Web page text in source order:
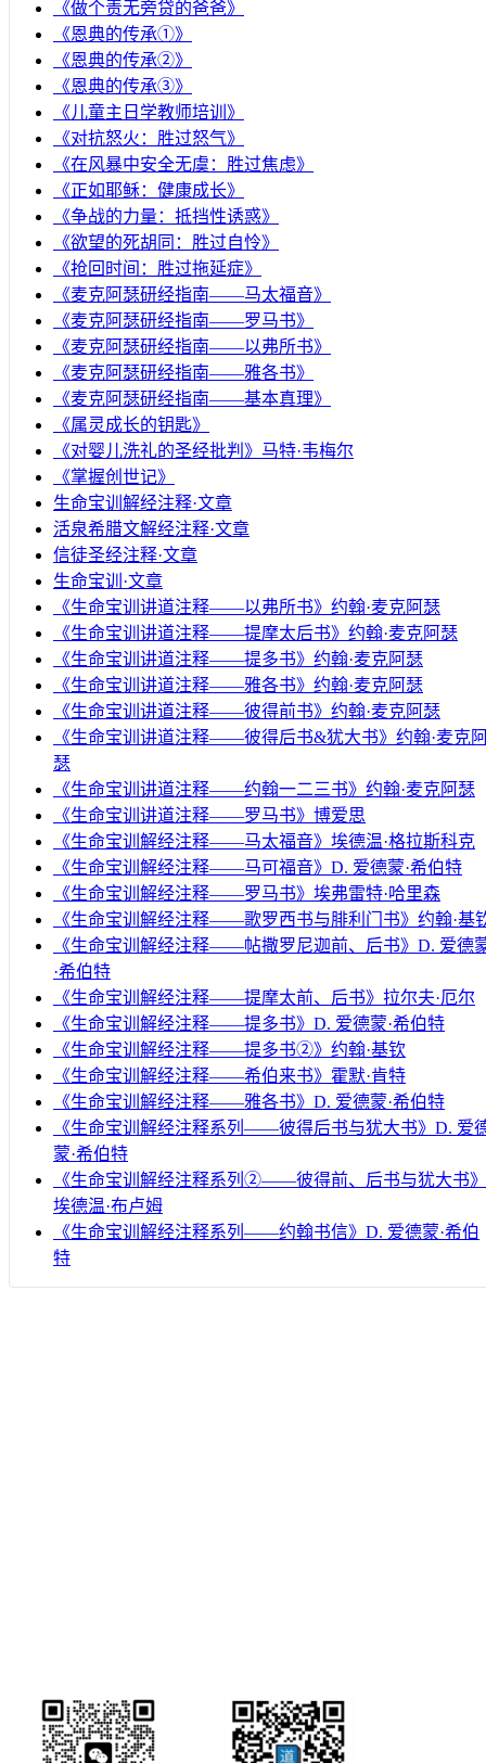
《做个责无旁贷的爸爸》
《恩典的传承①》
《恩典的传承②》
《恩典的传承③》
《儿童主日学教师培训》
《对抗怒火：胜过怒气》
《在风暴中安全无虞：胜过焦虑》
《正如耶稣：健康成长》
《争战的力量：抵挡性诱惑》
《欲望的死胡同：胜过自怜》
《抢回时间：胜过拖延症》
《麦克阿瑟研经指南——马太福音》
《麦克阿瑟研经指南——罗马书》
《麦克阿瑟研经指南——以弗所书》
《麦克阿瑟研经指南——雅各书》
《麦克阿瑟研经指南——基本真理》
《属灵成长的钥匙》
《对婴儿洗礼的圣经批判》马特·韦梅尔
《掌握创世记》
生命宝训解经注释·文章
活泉希腊文解经注释·文章
信徒圣经注释·文章
生命宝训·文章
《生命宝训讲道注释——以弗所书》约翰·麦克阿瑟
《生命宝训讲道注释——提摩太后书》约翰·麦克阿瑟
《生命宝训讲道注释——提多书》约翰·麦克阿瑟
《生命宝训讲道注释——雅各书》约翰·麦克阿瑟
《生命宝训讲道注释——彼得前书》约翰·麦克阿瑟
《生命宝训讲道注释——彼得后书&犹大书》约翰·麦克
瑟
《生命宝训讲道注释——约翰一二三书》约翰·麦克阿瑟
《生命宝训讲道注释——罗马书》博爱思
《生命宝训解经注释——马太福音》埃德温·格拉斯科克
《生命宝训解经注释——马可福音》D. 爱德蒙·希伯特
《生命宝训解经注释——罗马书》埃弗雷特·哈里森
《生命宝训解经注释——歌罗西书与腓利门书》约翰·基
《生命宝训解经注释——帖撒罗尼迦前、后书》D. 爱德
·希伯特
《生命宝训解经注释——提摩太前、后书》拉尔夫·厄尔
《生命宝训解经注释——提多书》D. 爱德蒙·希伯特
《生命宝训解经注释——提多书②》约翰·基钦
《生命宝训解经注释——希伯来书》霍默·肯特
《生命宝训解经注释——雅各书》D. 爱德蒙·希伯特
《生命宝训解经注释系列——彼得后书与犹大书》D. 爱
蒙·希伯特
《生命宝训解经注释系列②——彼得前、后书与犹大书》
埃德温·布卢姆
《生命宝训解经注释系列——约翰书信》D. 爱德蒙·希伯
特